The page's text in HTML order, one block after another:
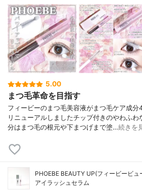
5.00
まつ毛革命を目指す
フィービーのまつ毛美容液がまつ毛ケア成
リニューアルしましたチップ付きのやわふ
分はまつ毛の根元や下まつげまで塗…続きを
PHOEBE BEAUTY UP(フィービービュ
アイラッシュセラム